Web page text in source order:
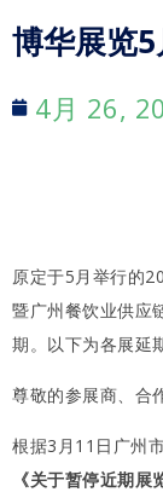
博华展览
4月 26,
原定于5月举行的
暨广州餐饮业供应
期。以下为各展延
尊敬的参展商、
根据3月11日广州
《关于暂停近期展